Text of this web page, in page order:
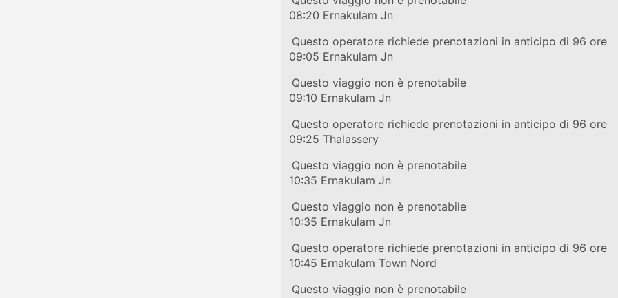
08:20 Ernakulam Jn
Treno#16378di Indian Railways
09:05 Ernakulam Jn
Questo operatore richiede prenotazioni in anticipo di 96 ore
Treno#16378di Indian Railways
09:10 Ernakulam Jn
Questo viaggio non è prenotabile
Treno#16160di Indian Railways
09:25 Thalassery
Questo operatore richiede prenotazioni in anticipo di 96 ore
Treno#12512di Indian Railways
10:35 Ernakulam Jn
Questo viaggio non è prenotabile
Treno#22646di Indian Railways
10:35 Ernakulam Jn
Questo viaggio non è prenotabile
Treno#20630di Indian Railways
10:45 Ernakulam Town Nord
Questo operatore richiede prenotazioni in anticipo di 96 ore
Treno#20630di Indian Railways
Questo viaggio non è prenotabile